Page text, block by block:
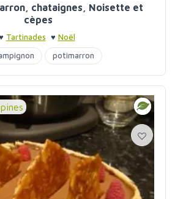
chataignes, Noisette et
cèpes
Tartinades ♥ Noël
potimarron